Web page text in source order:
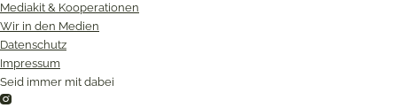
Mediakit & Kooperationen
Wir in den Medien
Datenschutz
Impressum
Seid immer mit dabei
Instagram